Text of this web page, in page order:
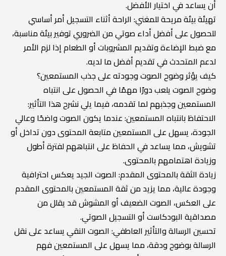
أن يساعد في اختيار الأفضل.
تهيئة بيئة مريحة للمغني: الراحة أثناء التسجيل أمر أساسي
للحصول على أفضل أداء صوتي من الضروري توفير بيئة مناسبة،
مع ضبط الإضاءة وتقديم المشروبات أو الطعام إذا لزم الأمر
لدعم المتحدث في تقديم أفضل ما لديه.
كيف يؤثر وضوح الصوت وجودته على جذب المستمعين؟
وضوح الصوت يلعب دورًا مهمًا في الحصول على انتباه
المستمعين وجذبهم لما تقدمه، فيما يلي نشرح هذا التأثير:
الاحتفاظ بانتباه المستمعين: عندما يكون الصوت واضحًا وعالي
الجودة، يسهل على المستمعين متابعة المحتوى دون تداخل أو
تشويش، مما يساعد في الحفاظ على انتباههم لفترة أطول
وزيادة اهتمامهم بالمحتوى.
زيادة الثقة بالمحتوى المقدم: الصوت الجيد يعكس احترافية
وجودة عالية، مما يزيد من ثقة المستمعين بالمحتوى المقدم
على العكس، الصوت الضعيف أو المشوش قد يقلل من
مصداقية البودكاست أو التسجيل الصوتي.
تحسين الرسالة والتأثير العاطفي: الصوت النقي يساعد على نقل
الرسالة بوضوح ودقة، مما يسهل على المستمعين فهم